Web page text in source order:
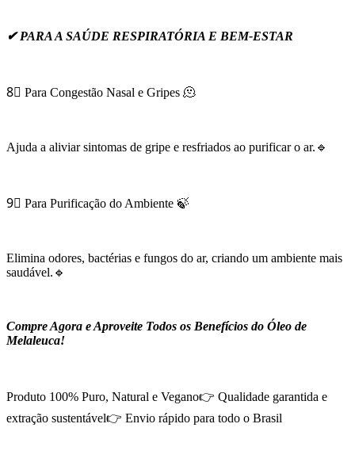
✔ PARA A SAÚDE RESPIRATÓRIA E BEM-ESTAR
8⃣ Para Congestão Nasal e Gripes 🫠
Ajuda a aliviar sintomas de gripe e resfriados ao purificar o ar.🔹
9⃣ Para Purificação do Ambiente 🍃
Elimina odores, bactérias e fungos do ar, criando um ambiente mais
saudável.🔹
Compre Agora e Aproveite Todos os Benefícios do Óleo de
Melaleuca!
Produto 100% Puro, Natural e Vegano👉 Qualidade garantida e
extração sustentável👉 Envio rápido para todo o Brasil